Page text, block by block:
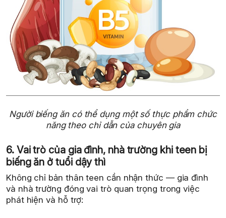
Người biếng ăn có thể dụng một số thực phẩm chức
năng theo chỉ dẫn của chuyên gia
6. Vai trò của gia đình, nhà trường khi teen bị
biếng ăn ở tuổi dậy thì
Không chỉ bản thân teen cần nhận thức — gia đình
và nhà trường đóng vai trò quan trọng trong việc
phát hiện và hỗ trợ: